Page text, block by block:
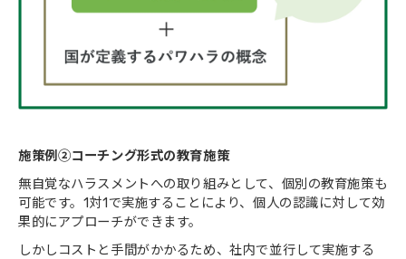
施策例②コーチング形式の教育施策
無自覚なハラスメントへの取り組みとして、個別の教育施策も
可能です。1対1で実施することにより、個人の認識に対して効
果的にアプローチができます。
しかしコストと手間がかかるため、社内で並行して実施する